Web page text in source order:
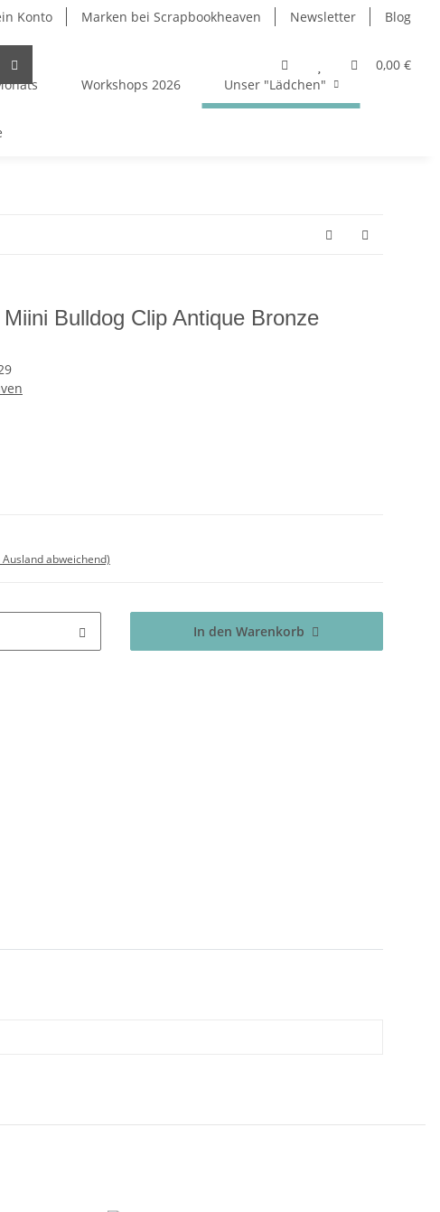
Konto Marken bei Scrapbookheaven Newsletter Blog
0,00 €
Workshops 2026 Unser "Lädchen"
Bulldog Clip Antique Bronze
Ausland abweichend)
In den Warenkorb